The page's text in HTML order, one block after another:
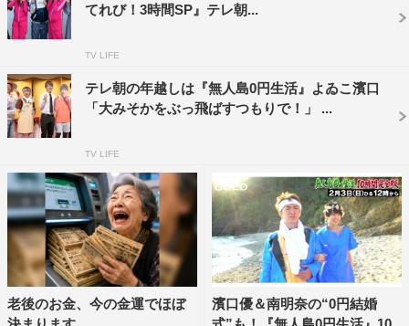
ー！」って思いました。
◆濱口優さんにレクチャーを受けられたそうですが
ゆかるん：食べれそうなものはまずかじってみて、ピリリ
としたらそれはダメなのですぐペッと吐き出せって（笑）
すぅ：それは本当に実行しました。全部まず口にいれて。
けっこう吐き出したものもいっぱいありましたね。
◆モリで魚をとる達人になったと聞いたのですが
ゆかるん：もう任せてください。すぅが釣りで私がモリだ
ったんですけれど。引き潮のときに、素手でもとりました
ね。
てれび！3時間SP』テレ朝...
TV LIFE
テレ朝の年越しは『無人島0円生活』よゐこ濱口
「大みそかをぶっ飛ばすつもりで！」 ...
TV LIFE
老後のお金、今の金運でほぼ
濱口優＆南明奈の“0円結婚